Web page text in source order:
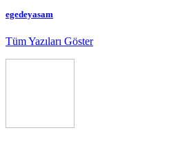
egedeyasam
Tüm Yazıları Göster